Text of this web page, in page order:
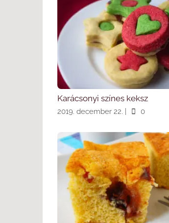
Karácsonyi színes keksz
2019. december 22. 0